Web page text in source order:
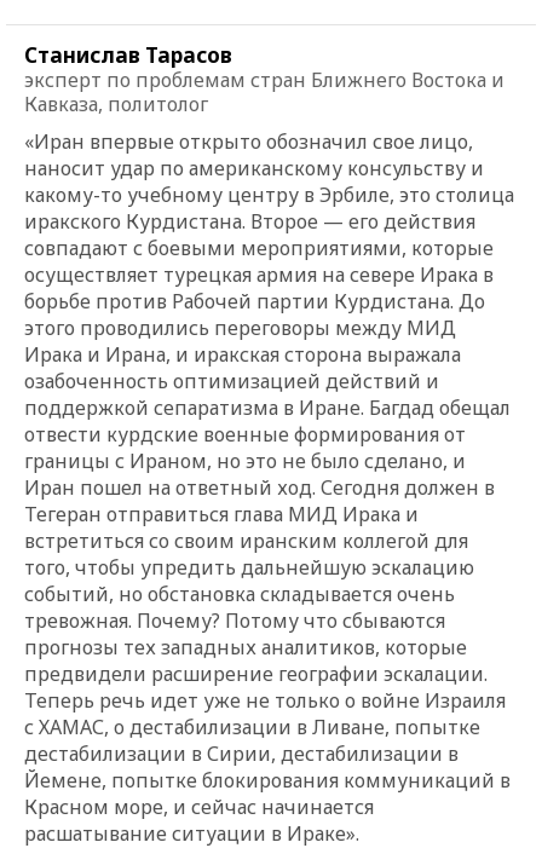
Станислав Тарасов
эксперт по проблемам стран Ближнего Востока и
Кавказа, политолог
«Иран впервые открыто обозначил свое лицо,
наносит удар по американскому консульству и
какому-то учебному центру в Эрбиле, это столица
иракского Курдистана. Второе — его действия
совпадают с боевыми мероприятиями, которые
осуществляет турецкая армия на севере Ирака в
борьбе против Рабочей партии Курдистана. До
этого проводились переговоры между МИД
Ирака и Ирана, и иракская сторона выражала
озабоченность оптимизацией действий и
поддержкой сепаратизма в Иране. Багдад обещал
отвести курдские военные формирования от
границы с Ираном, но это не было сделано, и
Иран пошел на ответный ход. Сегодня должен в
Тегеран отправиться глава МИД Ирака и
встретиться со своим иранским коллегой для
того, чтобы упредить дальнейшую эскалацию
событий, но обстановка складывается очень
тревожная. Почему? Потому что сбываются
прогнозы тех западных аналитиков, которые
предвидели расширение географии эскалации.
Теперь речь идет уже не только о войне Израиля
с ХАМАС, о дестабилизации в Ливане, попытке
дестабилизации в Сирии, дестабилизации в
Йемене, попытке блокирования коммуникаций в
Красном море, и сейчас начинается
расшатывание ситуации в Ираке».